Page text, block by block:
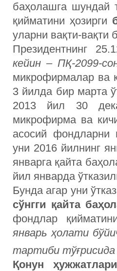
баҳолашга шундай
қийматини ҳозирги
уларни вақти-
Президентнинг
кейин – ПҚ-2099-
микрофирмалар ва
3 йилда бир марта
2013 йил 30
микрофирма ва
асосий фондларни
уни 2016 йилнинг
январга қайта
йил январда
Бунда агар уни
сўнгги қайта
фондлар
январь ҳолати
тартиби тўғрисида
Қонун